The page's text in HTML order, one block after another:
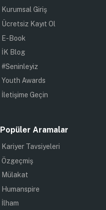
Kurumsal Giriş
Ücretsiz Kayıt Ol
E-Book
İK Blog
#Seninleyiz
Youth Awards
İletişime Geçin
Popüler Aramalar
Kariyer Tavsiyeleri
Özgeçmiş
Mülakat
Humanspire
İlham